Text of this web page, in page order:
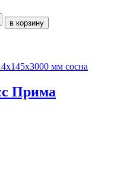
Прима